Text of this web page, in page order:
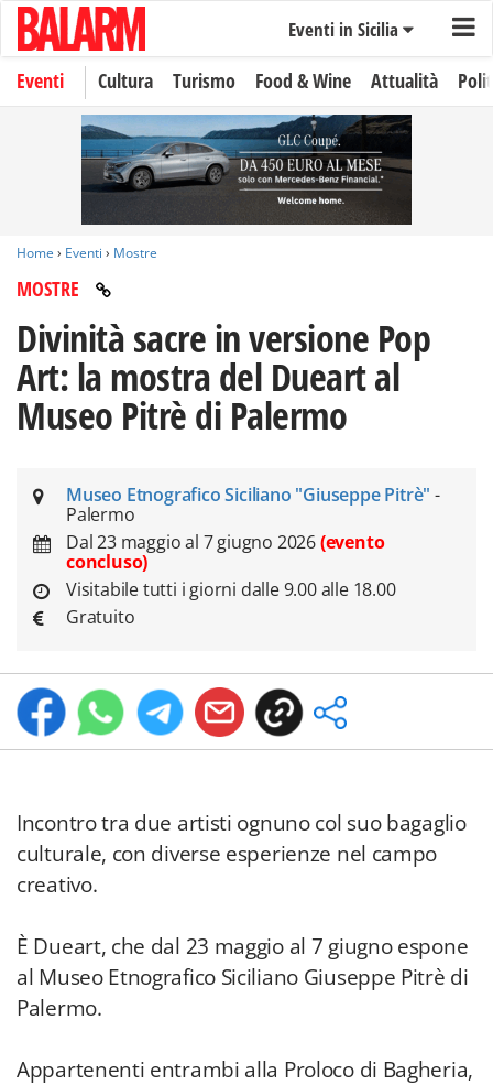
Eventi in Sicilia
Eventi Cultura Turismo Food & Wine Attualità
Home › Eventi › Mostre
MOSTRE
Divinità sacre in versione Pop
Art: la mostra del Dueart al
Museo Pitrè di Palermo
Museo Etnografico Siciliano "Giuseppe Pitrè" -
Palermo
Dal 23 maggio al 7 giugno 2026(evento
concluso)
Visitabile tutti i giorni dalle 9.00 alle 18.00
Gratuito
Incontro tra due artisti ognuno col suo bagaglio
culturale, con diverse esperienze nel campo
creativo.
È Dueart, che dal 23 maggio al 7 giugno espone
al Museo Etnografico Siciliano Giuseppe Pitrè di
Palermo.
Appartenenti entrambi alla Proloco di Bagheria,